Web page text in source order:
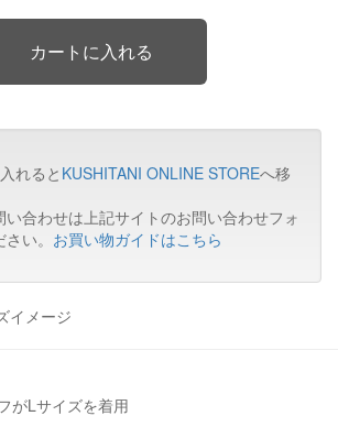
れると KUSHITANI ONLINE STOREへ移
合わせは上記サイトのお問い合わせフォ
い。 お買い物ガイドはこちら
イメージ
がLサイズを着用